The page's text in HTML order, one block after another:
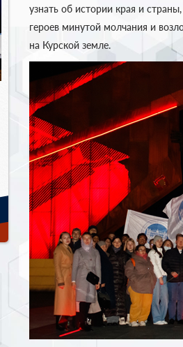
узнать об истории края и
героев минутой молчания и
на Курской земле.